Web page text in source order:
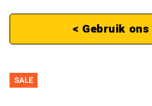
< Gebruik
SALE